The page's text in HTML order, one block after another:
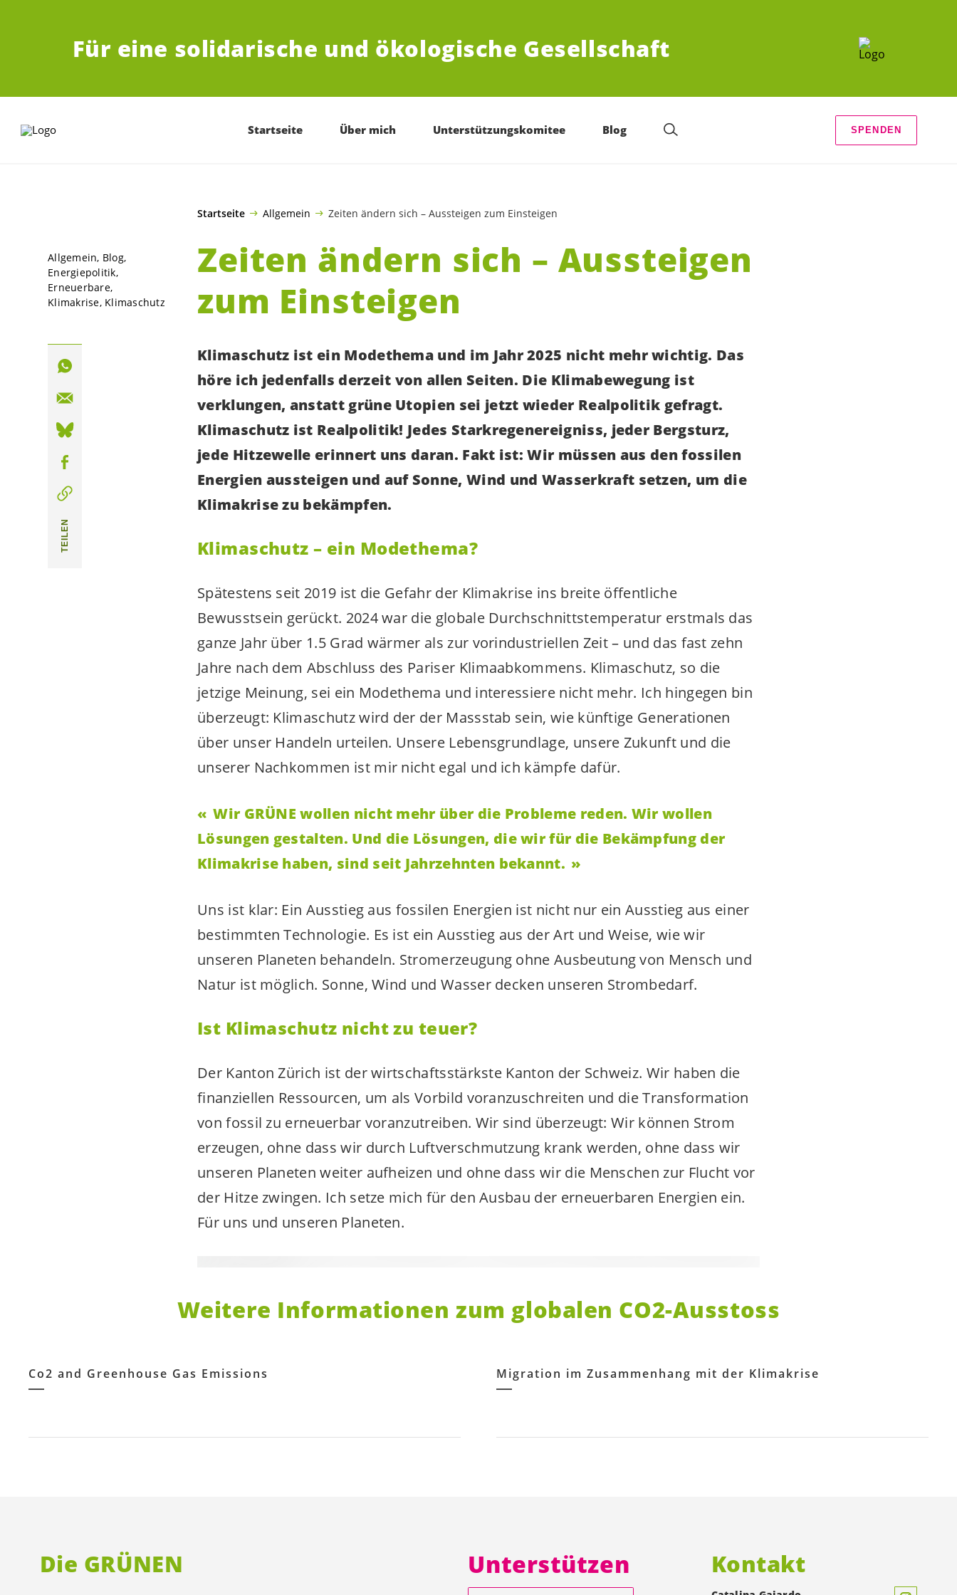
Für eine solidarische und ökologische Gesellschaft
Startseite Über mich Unterstützungskomitee Blog SPENDEN
Startseite Allgemein Zeiten ändern sich – Aussteigen zum Einsteigen
Zeiten ändern sich – Aussteigen
zum Einsteigen
Klimaschutz ist ein Modethema und im Jahr 2025 nicht mehr wichtig. Das
höre ich jedenfalls derzeit von allen Seiten. Die Klimabewegung ist
verklungen, anstatt grüne Utopien sei jetzt wieder Realpolitik gefragt.
Klimaschutz ist Realpolitik! Jedes Starkregenereigniss, jeder Bergsturz,
jede Hitzewelle erinnert uns daran. Fakt ist: Wir müssen aus den fossilen
Energien aussteigen und auf Sonne, Wind und Wasserkraft setzen, um die
Klimakrise zu bekämpfen.
Klimaschutz – ein Modethema?
Spätestens seit 2019 ist die Gefahr der Klimakrise ins breite öffentliche
Bewusstsein gerückt. 2024 war die globale Durchschnittstemperatur erstmals das
ganze Jahr über 1.5 Grad wärmer als zur vorindustriellen Zeit – und das fast zehn
Jahre nach dem Abschluss des Pariser Klimaabkommens. Klimaschutz, so die
jetzige Meinung, sei ein Modethema und interessiere nicht mehr. Ich hingegen bin
überzeugt: Klimaschutz wird der der Massstab sein, wie künftige Generationen
über unser Handeln urteilen. Unsere Lebensgrundlage, unsere Zukunft und die
unserer Nachkommen ist mir nicht egal und ich kämpfe dafür.
Wir GRÜNE wollen nicht mehr über die Probleme reden. Wir wollen
Lösungen gestalten. Und die Lösungen, die wir für die Bekämpfung der
Klimakrise haben, sind seit Jahrzehnten bekannt.
Uns ist klar: Ein Ausstieg aus fossilen Energien ist nicht nur ein Ausstieg aus einer
bestimmten Technologie. Es ist ein Ausstieg aus der Art und Weise, wie wir
unseren Planeten behandeln. Stromerzeugung ohne Ausbeutung von Mensch und
Natur ist möglich. Sonne, Wind und Wasser decken unseren Strombedarf.
Ist Klimaschutz nicht zu teuer?
Der Kanton Zürich ist der wirtschaftsstärkste Kanton der Schweiz. Wir haben die
finanziellen Ressourcen, um als Vorbild voranzuschreiten und die Transformation
von fossil zu erneuerbar voranzutreiben. Wir sind überzeugt: Wir können Strom
erzeugen, ohne dass wir durch Luftverschmutzung krank werden, ohne dass wir
unseren Planeten weiter aufheizen und ohne dass wir die Menschen zur Flucht vor
der Hitze zwingen. Ich setze mich für den Ausbau der erneuerbaren Energien ein.
Für uns und unseren Planeten.
Allgemein Blog
Energiepolitik
Erneuerbare
Klimakrise Klimaschutz
TEILEN
Weitere Informationen zum globalen CO2-Ausstoss
Co2 and Greenhouse Gas Emissions Migration im Zusammenhang mit der Klimakrise
Die GRÜNEN Kontakt
Unterstützen